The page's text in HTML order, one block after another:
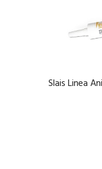
Slais Linea